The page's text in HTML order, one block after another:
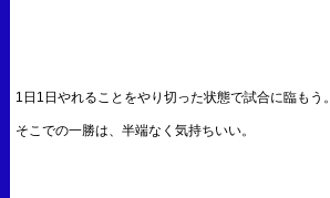
1日1日やれることをやり切った状態で試合に臨もう。
そこでの一勝は、半端なく気持ちいい。